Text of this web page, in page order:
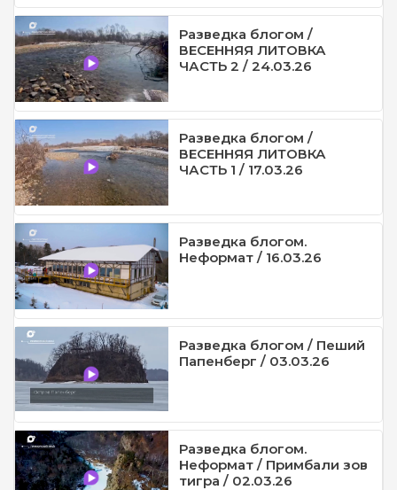
Разведка блогом /
ВЕСЕННЯЯ ЛИТОВКА
ЧАСТЬ 2 / 24.03.26
Разведка блогом /
ВЕСЕННЯЯ ЛИТОВКА
ЧАСТЬ 1 / 17.03.26
Разведка блогом.
Неформат / 16.03.26
Разведка блогом / Пеший
Папенберг / 03.03.26
Разведка блогом.
Неформат / Примбали зов
тигра / 02.03.26